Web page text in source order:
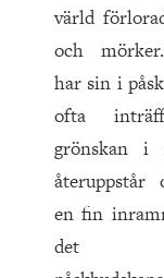
värld
och
har sin i
ofta
grönskan i
återuppstår
en fin
det